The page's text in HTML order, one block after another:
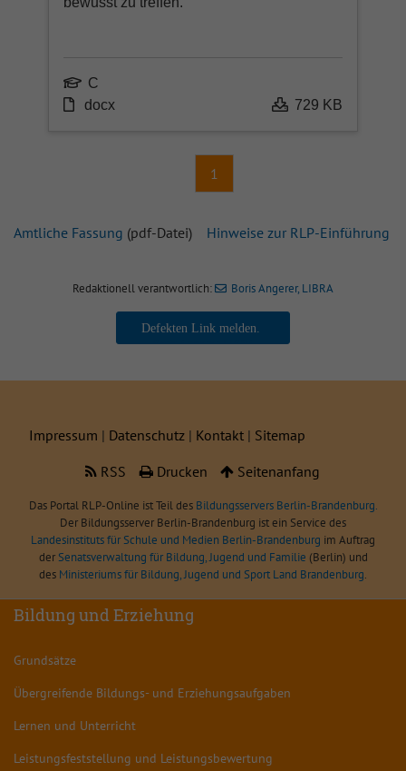
C
docx
729 KB
1
Amtliche Fassung (pdf-Datei) Hinweise zur RLP-Einführung
Redaktionell verantwortlich: Boris Angerer, LIBRA
Boris Angerer, LIBRA
Impressum | Datenschutz | Kontakt | Sitemap
RSS
Drucken Seitenanfang
Das Portal RLP-Online ist Teil des Bildungsservers Berlin-Brandenburg.
Der Bildungsserver Berlin-Brandenburg ist ein Service des
Landesinstituts für Schule und Medien Berlin-Brandenburg im Auftrag
derSenatsverwaltung für Bildung, Jugend und Familie (Berlin) und
des Ministeriums für Bildung, Jugend und Sport Land Brandenburg.
Bildung und Erziehung
Grundsätze
Übergreifende Bildungs- und Erziehungsaufgaben
Lernen und Unterricht
Leistungsfeststellung und Leistungsbewertung